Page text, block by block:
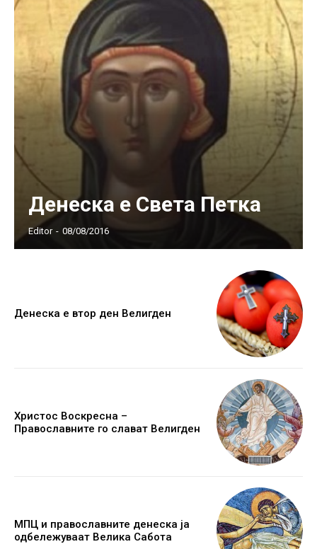
Денеска е Света Петка
Editor - 08/08/2016
Денеска е втор ден Велигден
Христос Воскресна –
Православните го слават Велигден
МПЦ и православните денеска ја
одбележуваат Велика Сабота